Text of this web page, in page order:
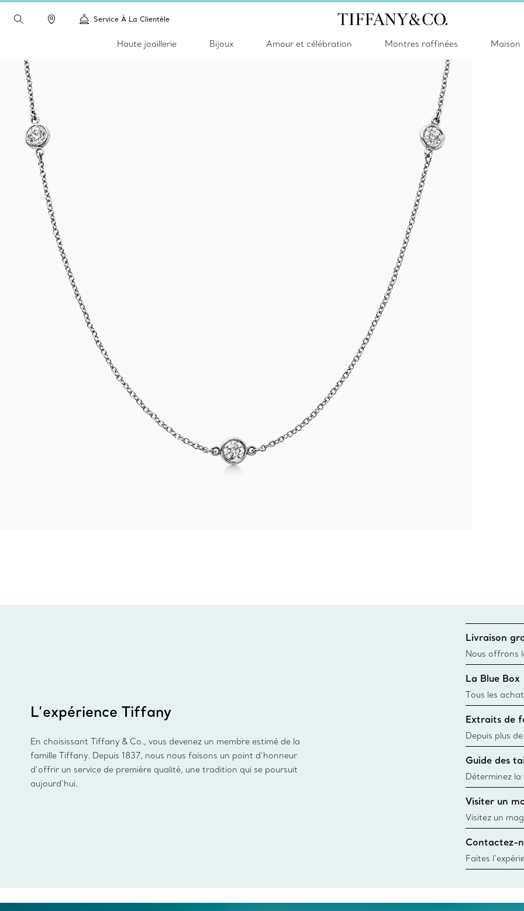
Service À La Clientèle
Haute joaillerie Bijoux Amour et célébration Montres raffinées Maison
L’expérience Tiffany
En choisissant Tiffany & Co., vous devenez un membre estimé de la
famille Tiffany. Depuis 1837, nous nous faisons un point d’honneur
d’offrir un service de première qualité, une tradition qui se poursuit
aujourd’hui.
Livraison
Nous offrons
toutes les
canadien et
La Blue Box
Tous les
une Tiffany
remonte à
fabriqués à
matières
Extraits de
Depuis plus
façon
fabrication de
Guide des
Déterminez la
d’une bague
Visiter un
Visitez un
créations, les
Trouver le
Contactez-
Faites
besoins par